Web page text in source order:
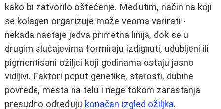
kako bi zatvorilo oštećenje. Međutim, način na koji
se kolagen organizuje može veoma varirati -
nekada nastaje jedva primetna linija, dok se u
drugim slučajevima formiraju izdignuti, udubljeni ili
pigmentisani ožiljci koji godinama ostaju jasno
vidljivi. Faktori poput genetike, starosti, dubine
povrede, mesta na telu i nege tokom zarastanja
presudno određuju konačan izgled ožiljka.